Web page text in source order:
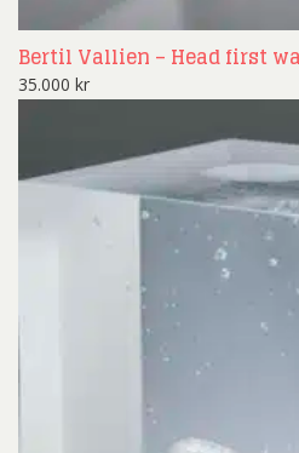
Bertil Vallien – Head first
35.000 kr